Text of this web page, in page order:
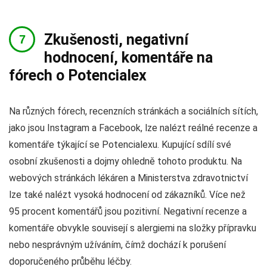
Zkušenosti, negativní
hodnocení, komentáře na
fórech o Potencialex
Na různých fórech, recenzních stránkách a sociálních sítích,
jako jsou Instagram a Facebook, lze nalézt reálné recenze a
komentáře týkající se Potencialexu. Kupující sdílí své
osobní zkušenosti a dojmy ohledně tohoto produktu. Na
webových stránkách lékáren a Ministerstva zdravotnictví
lze také nalézt vysoká hodnocení od zákazníků. Více než
95 procent komentářů jsou pozitivní. Negativní recenze a
komentáře obvykle souvisejí s alergiemi na složky přípravku
nebo nesprávným užíváním, čímž dochází k porušení
doporučeného průběhu léčby.